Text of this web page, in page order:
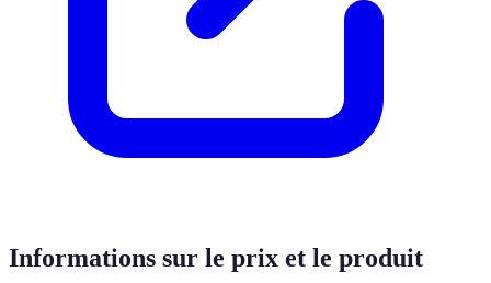
Informations sur le prix et le produit